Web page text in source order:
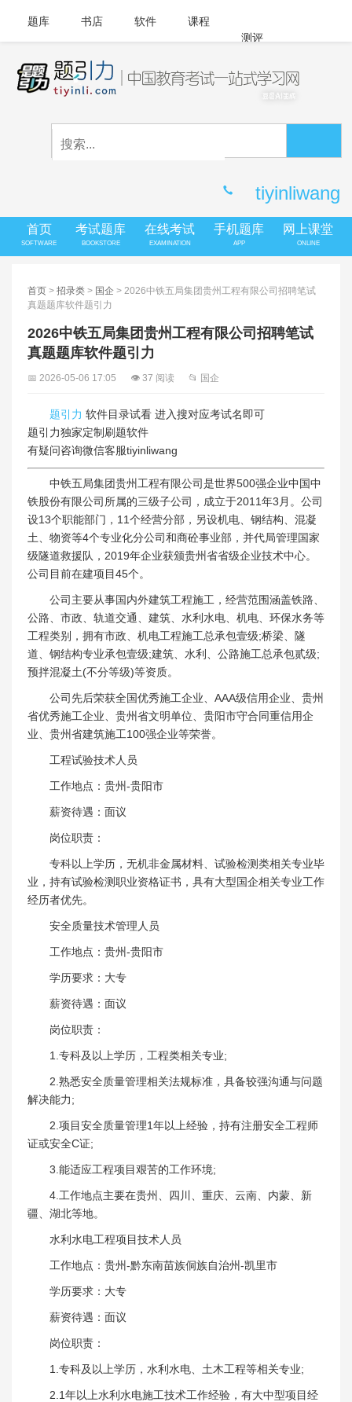
题库 书店 软件
课程
测评
APP下载
tiyinliwang
首页
SOFTWARE
考试题库
BOOKSTORE
在线考试
EXAMINATION
手机题库
APP
网上课堂
ONLINE
首页 > 招录类 > 国企 > 2026中铁五局集团贵州工程有限公司招聘笔试
真题题库软件题引力
2026中铁五局集团贵州工程有限公司招聘笔试
真题题库软件题引力
📅 2026-05-06 17:05 👁 37 阅读 📂 国企
题引力 软件目录试看 进入搜对应考试名即可
题引力独家定制刷题软件
有疑问咨询微信客服tiyinliwang
中铁五局集团贵州工程有限公司是世界500强企业中国中
铁股份有限公司所属的三级子公司，成立于2011年3月。公司
设13个职能部门，11个经营分部，另设机电、钢结构、混凝
土、物资等4个专业化分公司和商砼事业部，并代局管理国家
级隧道救援队，2019年企业获颁贵州省省级企业技术中心。
公司目前在建项目45个。
公司主要从事国内外建筑工程施工，经营范围涵盖铁路、
公路、市政、轨道交通、建筑、水利水电、机电、环保水务等
工程类别，拥有市政、机电工程施工总承包壹级;桥梁、隧
道、钢结构专业承包壹级;建筑、水利、公路施工总承包贰级;
预拌混凝土(不分等级)等资质。
公司先后荣获全国优秀施工企业、AAA级信用企业、贵州
省优秀施工企业、贵州省文明单位、贵阳市守合同重信用企
业、贵州省建筑施工100强企业等荣誉。
工程试验技术人员
工作地点：贵州-贵阳市
薪资待遇：面议
岗位职责：
专科以上学历，无机非金属材料、试验检测类相关专业毕
业，持有试验检测职业资格证书，具有大型国企相关专业工作
经历者优先。
安全质量技术管理人员
工作地点：贵州-贵阳市
学历要求：大专
薪资待遇：面议
岗位职责：
1.专科及以上学历，工程类相关专业;
2.熟悉安全质量管理相关法规标准，具备较强沟通与问题
解决能力;
2.项目安全质量管理1年以上经验，持有注册安全工程师
证或安全C证;
3.能适应工程项目艰苦的工作环境;
4.工作地点主要在贵州、四川、重庆、云南、内蒙、新
疆、湖北等地。
水利水电工程项目技术人员
工作地点：贵州-黔东南苗族侗族自治州-凯里市
学历要求：大专
薪资待遇：面议
岗位职责：
1.专科及以上学历，水利水电、土木工程等相关专业;
2.1年以上水利水电施工技术工作经验，有大中型项目经